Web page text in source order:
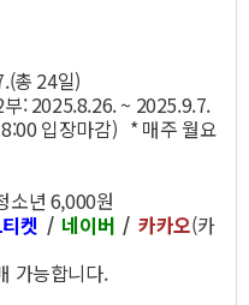
총 24일)
: 2025.8.26. ~ 2025.9.7.
입장마감) * 매주 월요
소년 6,000원
켓 / 네이버 /카카오(카
가능합니다.